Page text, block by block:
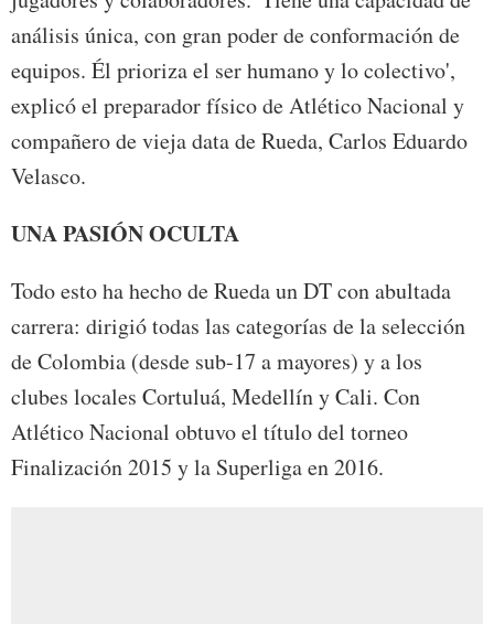
análisis única, con gran poder de conformación de
equipos. Él prioriza el ser humano y lo colectivo',
explicó el preparador físico de Atlético Nacional y
compañero de vieja data de Rueda, Carlos Eduardo
Velasco.
UNA PASIÓN OCULTA
Todo esto ha hecho de Rueda un DT con abultada
carrera: dirigió todas las categorías de la selección
de Colombia (desde sub-17 a mayores) y a los
clubes locales Cortuluá, Medellín y Cali. Con
Atlético Nacional obtuvo el título del torneo
Finalización 2015 y la Superliga en 2016.